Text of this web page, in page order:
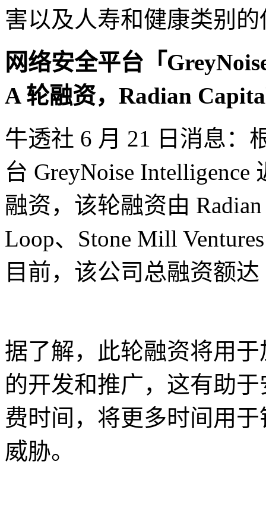
害以及人寿和健康类别
网络安全平台「
A 轮融资，Radian
牛透社 6 月 21 日消息：
台 GreyNoise
融资，该轮融资由
Loop、Stone Mill
目前，该公司总融资额
据了解，此轮融资将用
的开发和推广，这有助
费时间，将更多时间用
威胁。